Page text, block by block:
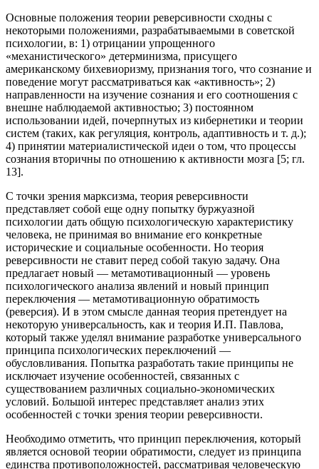
Основные положения теории реверсивности сходны с
некоторыми положениями, разрабатываемыми в советской
психологии, в: 1) отрицании упрощенного
«механистического» детерминизма, присущего
американскому бихевиоризму, признания того, что сознание и
поведение могут рассматриваться как «активность»; 2)
направленности на изучение сознания и его соотношения с
внешне наблюдаемой активностью; 3) постоянном
использовании идей, почерпнутых из кибернетики и теории
систем (таких, как регуляция, контроль, адаптивность и т. д.);
4) принятии материалистической идеи о том, что процессы
сознания вторичны по отношению к активности мозга [5; гл.
13].
С точки зрения марксизма, теория реверсивности
представляет собой еще одну попытку буржуазной
психологии дать общую психологическую характеристику
человека, не принимая во внимание его конкретные
исторические и социальные особенности. Но теория
реверсивности не ставит перед собой такую задачу. Она
предлагает новый — метамотивационный — уровень
психологического анализа явлений и новый принцип
переключения — метамотивационную обратимость
(реверсия). И в этом смысле данная теория претендует на
некоторую универсальность, как и теория И.П. Павлова,
который также уделял внимание разработке универсального
принципа психологических переключений —
обусловливания. Попытка разработать такие принципы не
исключает изучение особенностей, связанных с
существованием различных социально-экономических
условий. Большой интерес представляет анализ этих
особенностей с точки зрения теории реверсивности.
Необходимо отметить, что принцип переключения, который
является основой теории обратимости, следует из принципа
единства противоположностей, рассматривая человеческую